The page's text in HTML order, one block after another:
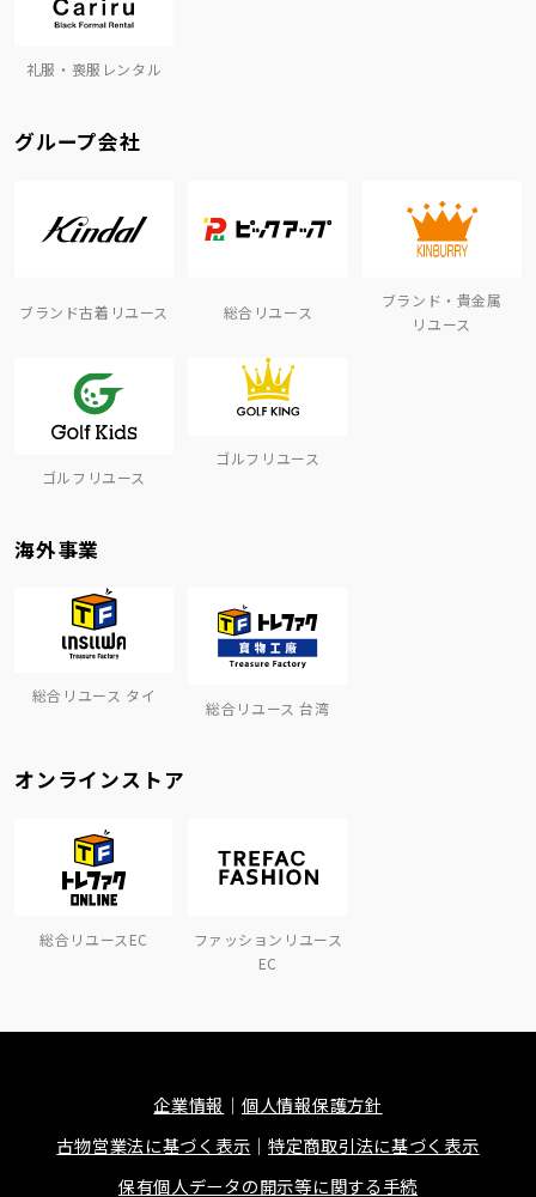
礼服・喪服レンタル
グループ会社
ブランド古着リユース 総合リユース
ブランド・貴金属
リユース
ゴルフリユース
ゴルフリユース
海外事業
総合リユース タイ
総合リユース 台湾
オンラインストア
総合リユースEC
ファッションリユース
EC
企業情報
個人情報保護方針
古物営業法に基づく表示
特定商取引法に基づく表示
保有個人データの開示等に関する手続